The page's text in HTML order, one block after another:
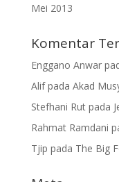
Mei 2013
Komentar
Enggano Anwar
Alifpada Akad
Stefhani Rutpada
Rahmat Ramdani
Tjip pada The Big